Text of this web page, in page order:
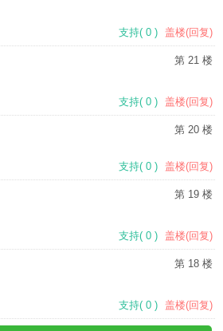
支持( 0 ) 盖楼(回复)
第 21 楼
支持( 0 ) 盖楼(回复)
第 20 楼
支持( 0 ) 盖楼(回复)
第 19 楼
支持( 0 ) 盖楼(回复)
第 18 楼
支持( 0 ) 盖楼(回复)